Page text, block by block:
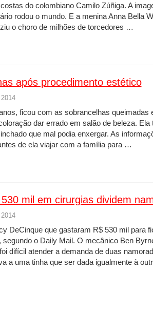
do colombiano Camilo Zúñiga. A
rodou o mundo. E a menina Anna Bella
o choro de milhões de torcedores …
após procedimento estético
ficou com as sobrancelhas queimadas
dar errado em salão de beleza. Ela
que mal podia enxergar. As
de ela viajar com a família para …
mil em cirurgias dividem
DeCinque que gastaram R$ 530 mil para
o Daily Mail. O mecânico Ben
difícil atender a demanda de duas
a uma tinha que ser dada igualmente à